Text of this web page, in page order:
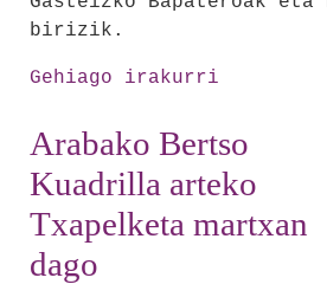
birizik.
Arabako
finalaurrekoak
erabakita
geratu
dira
Gehiago irakurri
Arabako Bertso
Kuadrilla arteko
Txapelketa martxan
dago